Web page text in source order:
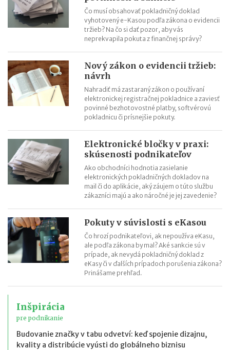
Čo musí obsahovať pokladničný doklad
vyhotovený e-Kasou podľa zákona o evidencii
tržieb? Na čo si dať pozor, aby vás
neprekvapila pokuta z finančnej správy?
Nový zákon o evidencii tržieb:
návrh
Nahradiť má zastaraný zákon o používaní
elektronickej registračnej pokladnice a zaviesť
povinné bezhotovostné platby, softvérovú
pokladnicu či prísnejšie pokuty.
Elektronické bločky v praxi:
skúsenosti podnikateľov
Ako obchodníci hodnotia zasielanie
elektronických pokladničných dokladov na
mail či do aplikácie, aký záujem o túto službu
zákazníci majú a ako náročné je jej zavedenie?
Pokuty v súvislosti s eKasou
Čo hrozí podnikateľovi, ak nepoužíva eKasu,
ale podľa zákona by mal? Aké sankcie sú v
prípade, ak nevydá pokladničný doklad z
eKasy či v ďalších prípadoch porušenia zákona?
Prinášame prehľad.
Inšpirácia
pre podnikanie
Budovanie značky v tabu odvetví: keď spojenie dizajnu,
kvality a distribúcie vyústi do globálneho biznisu